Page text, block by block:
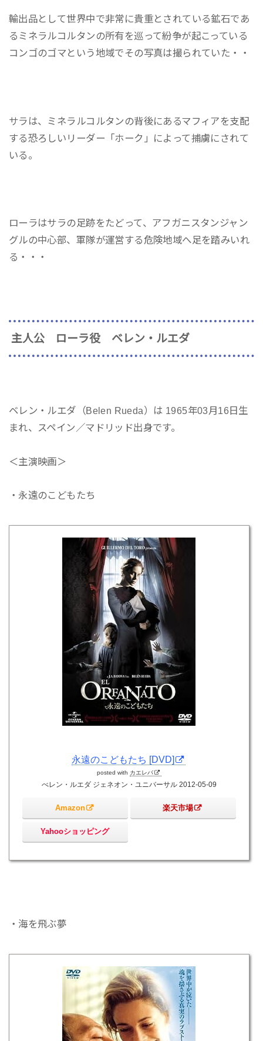
輸出品として世界中で非常に貴重とされている鉱石であ
るミネラルコルタンの所有を巡って紛争が起こっている
コンゴのゴマという地域でその写真は撮られていた・・
サラは、ミネラルコルタンの背後にあるマフィアを支配
する恐ろしいリーダー「ホーク」によって捕虜にされて
いる。
ローラはサラの足跡をたどって、アフガニスタンジャン
グルの中心部、軍隊が運営する危険地域へ足を踏みいれ
る・・・
主人公 ローラ役 ベレン・ルエダ
ベレン・ルエダ（Belen Rueda）は 1965年03月16日生
まれ、スペイン／マドリッド出身です。
＜主演映画＞
・永遠のこどもたち
永遠のこどもたち [DVD]
posted with カエレバ
べレン・ルエダ ジェネオン・ユニバーサル 2012-05-09
Amazon 楽天市場
Yahooショッピング
・海を飛ぶ夢